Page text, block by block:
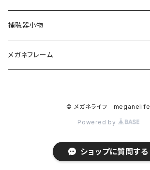
TITANOS（チタノス）
Darwinr（ダーウィン）
Ray-Ban （レイバン）
ハードコンタクト
カラーコンタクト
スカッシー
花粉症対策
ハードコンタクトレンズ用
ソフトコンタクトレンズ用
補聴器小物
メガネフレーム
© メガネライフ meganelife
Powered by
ショップに質問する